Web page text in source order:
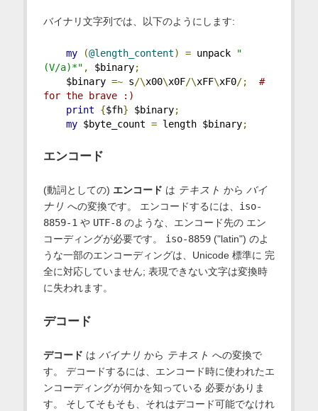
バイナリ文字列では、以下のようにします:
my (@length_content) = unpack
"
(V/a)*" , $binary;
$binary =~ s/\x00\x0F/\xFF\xF0/;
#
for the brave :)
print
{$fh} $binary;
my $byte_count = length $binary;
エンコード
(動詞としての) エンコード は テキスト から バイ
ナリ への変換です。 エンコードするには、 iso-
8859-1 や UTF-8のような、エンコード先の エン
コーディングが必要です。 iso-8859("latin") のよ
うな一部のエンコーディングは、Unicode 標準に 完
全に対応していません; 表現できない文字は変換時
に失われます。
デコード
デコード は バイナリ から テキスト への変換で
す。 デコードするには、エンコード時に使われたエ
ンコーディングが何かを知っている 必要がありま
す。 そしてそもそも、それはデコード可能でなけれ